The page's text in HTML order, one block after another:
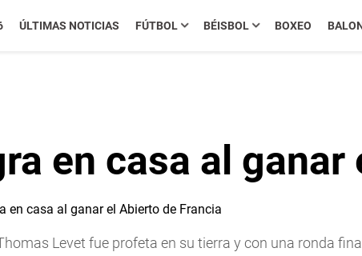
ÚLTIMAS NOTICIAS FÚTBOL BÉISBOL BOXEO
en casa al
Levet fue profeta en su tierra y con una ronda